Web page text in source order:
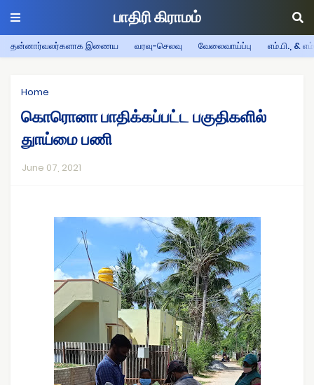
பாதிரி கிராமம்
தன்னார்வலர்களாக இணைய வரவு-செலவு வேலைவாய்ப்பு எம்.பி., &
Home
கொரொனா பாதிக்கப்பட்ட பகுதிகளில்
துாய்மை பணி
June 07, 2021